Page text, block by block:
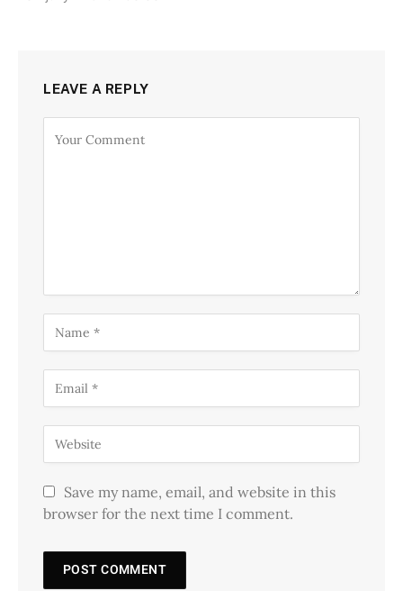
LEAVE A REPLY
Save my name, email, and website in this
browser for the next time I comment.